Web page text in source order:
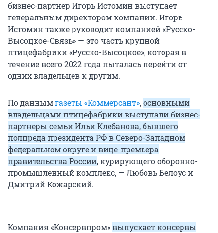
бизнес-партнер Игорь Истомин выступает
генеральным директором компании. Игорь
Истомин также руководит компанией «Русско-
Высоцкое-Связь» — это часть крупной
птицефабрики «Русско-Высоцкое», которая в
течение всего 2022 года пыталась перейти от
одних владельцев к другим.
По даннымгазеты «Коммерсант»,основными
владельцами птицефабрики выступали бизнес-
партнеры семьи Ильи Клебанова, бывшего
полпреда президента РФ в Северо-Западном
федеральном округе и вице-премьера
правительства России, курирующего оборонно-
промышленный комплекс, — Любовь Белоус и
Дмитрий Кожарский.
Компания «Консервпром»выпускает консервы